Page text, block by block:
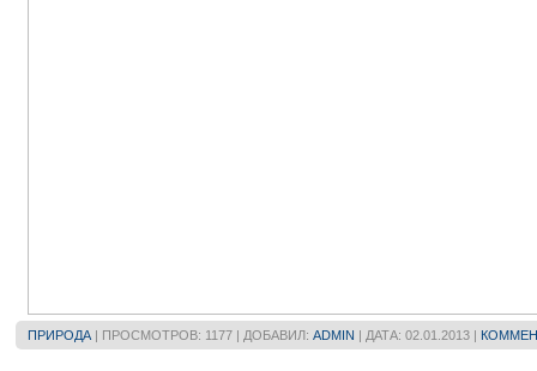
ПРИРОДА | ПРОСМОТРОВ: 1177 | ДОБАВИЛ: ADMIN | ДАТА: 02.01.2013 |